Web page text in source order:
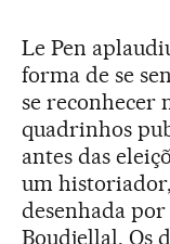
Le Pen
forma de se
se reconhecer
quadrinhos
antes das
um
desenhada
Boudjellal. Os